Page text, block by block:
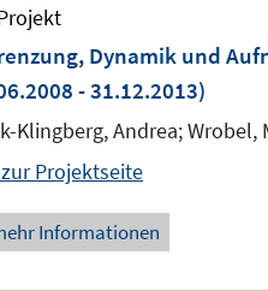
Dynamik und
- 31.12.2013)
Klingberg, Andrea; Wrobel,
Projektseite
Informationen